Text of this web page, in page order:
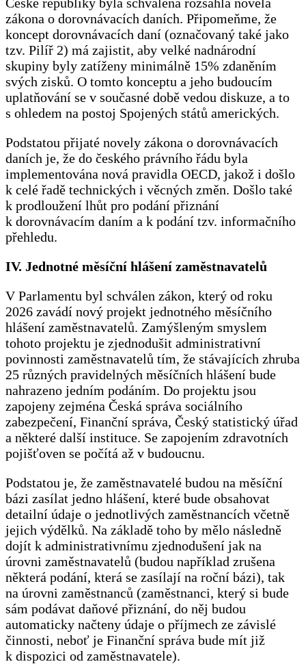
zákona o dorovnávacích daních. Připomeňme, že
koncept dorovnávacích daní (označovaný také jako
tzv. Pilíř 2) má zajistit, aby velké nadnárodní
skupiny byly zatíženy minimálně 15% zdaněním
svých zisků. O tomto konceptu a jeho budoucím
uplatňování se v současné době vedou diskuze, a to
s ohledem na postoj Spojených států amerických.
Podstatou přijaté novely zákona o dorovnávacích
daních je, že do českého právního řádu byla
implementována nová pravidla OECD, jakož i došlo
k celé řadě technických i věcných změn. Došlo také
k prodloužení lhůt pro podání přiznání
k dorovnávacím daním a k podání tzv. informačního
přehledu.
IV. Jednotné měsíční hlášení zaměstnavatelů
V Parlamentu byl schválen zákon, který od roku
2026 zavádí nový projekt jednotného měsíčního
hlášení zaměstnavatelů. Zamýšleným smyslem
tohoto projektu je zjednodušit administrativní
povinnosti zaměstnavatelů tím, že stávajících zhruba
25 různých pravidelných měsíčních hlášení bude
nahrazeno jedním podáním. Do projektu jsou
zapojeny zejména Česká správa sociálního
zabezpečení, Finanční správa, Český statistický úřad
a některé další instituce. Se zapojením zdravotních
pojišťoven se počítá až v budoucnu.
Podstatou je, že zaměstnavatelé budou na měsíční
bázi zasílat jedno hlášení, které bude obsahovat
detailní údaje o jednotlivých zaměstnancích včetně
jejich výdělků. Na základě toho by mělo následně
dojít k administrativnímu zjednodušení jak na
úrovni zaměstnavatelů (budou například zrušena
některá podání, která se zasílají na roční bázi), tak
na úrovni zaměstnanců (zaměstnanci, který si bude
sám podávat daňové přiznání, do něj budou
automaticky načteny údaje o příjmech ze závislé
činnosti, neboť je Finanční správa bude mít již
k dispozici od zaměstnavatele).